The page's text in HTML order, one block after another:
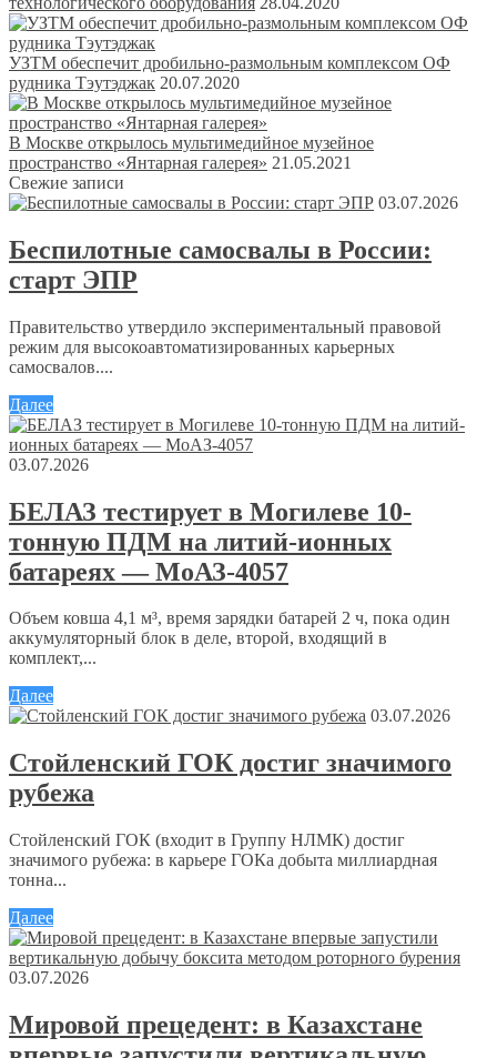
УЗТМ обеспечит дробильно-размольным комплексом ОФ
рудника Тэутэджак 20.07.2020
В Москве открылось мультимедийное музейное
пространство «Янтарная галерея» 21.05.2021
Свежие записи
03.07.2026
Беспилотные самосвалы в России:
старт ЭПР
Правительство утвердило экспериментальный правовой
режим для высокоавтоматизированных карьерных
самосвалов....
Далее
03.07.2026
БЕЛАЗ тестирует в Могилеве 10-
тонную ПДМ на литий-ионных
батареях — МоАЗ-4057
Объем ковша 4,1 м³, время зарядки батарей 2 ч, пока один
аккумуляторный блок в деле, второй, входящий в
комплект,...
Далее
03.07.2026
Стойленский ГОК достиг значимого
рубежа
Стойленский ГОК (входит в Группу НЛМК) достиг
значимого рубежа: в карьере ГОКа добыта миллиардная
тонна...
Далее
03.07.2026
Мировой прецедент: в Казахстане